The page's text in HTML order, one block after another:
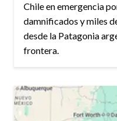
Chile en emergencia
damnificados y miles
desde la Patagonia
frontera.